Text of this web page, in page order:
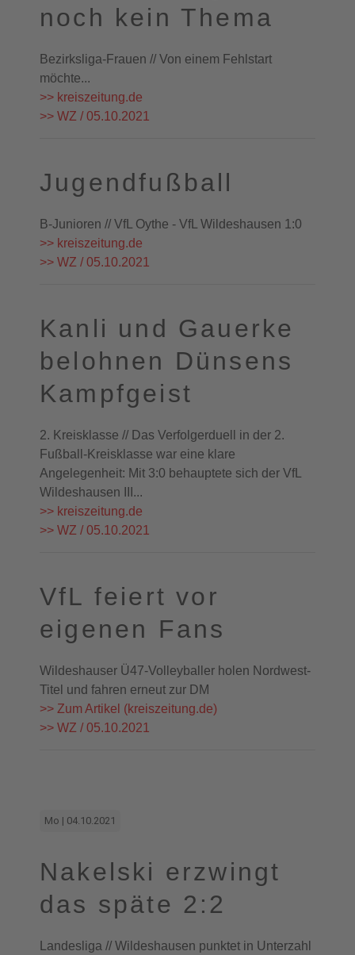
noch kein Thema
Bezirksliga-Frauen // Von einem Fehlstart
möchte...
>> kreiszeitung.de
>> WZ / 05.10.2021
Jugendfußball
B-Junioren // VfL Oythe - VfL Wildeshausen 1:0
>> kreiszeitung.de
>> WZ / 05.10.2021
Kanli und Gauerke
belohnen Dünsens
Kampfgeist
2. Kreisklasse // Das Verfolgerduell in der 2.
Fußball-Kreisklasse war eine klare
Angelegenheit: Mit 3:0 behauptete sich der VfL
Wildeshausen III...
>> kreiszeitung.de
>> WZ / 05.10.2021
VfL feiert vor
eigenen Fans
Wildeshauser Ü47-Volleyballer holen Nordwest-
Titel und fahren erneut zur DM
>> Zum Artikel (kreiszeitung.de)
>> WZ / 05.10.2021
Mo | 04.10.2021
Nakelski erzwingt
das späte 2:2
Landesliga // Wildeshausen punktet in Unterzahl